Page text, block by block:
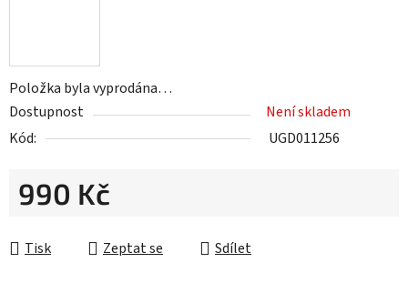
Položka byla vyprodána…
Dostupnost
Není skladem
Kód:
UGD011256
990 Kč
Tisk
Zeptat se Sdílet